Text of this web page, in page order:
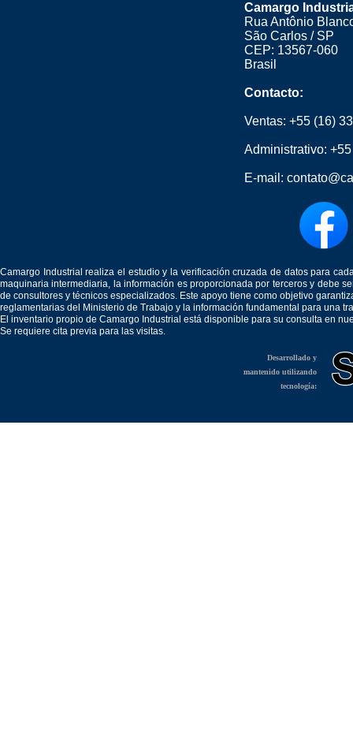
Camargo
Rua Antônio
São Carlos / SP
CEP: 13567-060
Brasil
Contacto:
Ventas: +55 (16)
Administrativo:
E-mail:
Camargo Industrial realiza el estudio y la verificación cruzada de datos para
maquinaria intermediaria, la información es proporcionada por terceros y debe
de consultores y técnicos especializados. Este apoyo tiene como objetivo
reglamentarias del Ministerio de Trabajo y la información fundamental para una
El inventario propio de Camargo Industrial está disponible para su consulta en
Se requiere cita previa para las visitas.
Desarrollado y
mantenido utilizando
tecnología: